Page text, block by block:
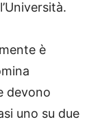
è
devono
uno su due